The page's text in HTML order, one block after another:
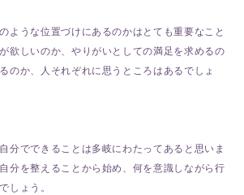
ような位置づけにあるのかはとても重要なこと
欲しいのか、やりがいとしての満足を求めるの
のか、人それぞれに思うところはあるでしょ
分でできることは多岐にわたってあると思いま
分を整えることから始め、何を意識しながら行
しょう。